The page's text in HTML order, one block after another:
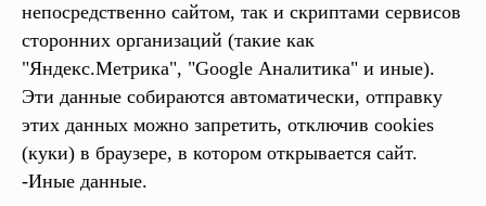
непосредственно сайтом, так и скриптами сервисов
сторонних организаций (такие как
"Яндекс.Метрика", "Google Аналитика" и иные).
Эти данные собираются автоматически, отправку
этих данных можно запретить, отключив cookies
(куки) в браузере, в котором открывается сайт.
-Иные данные.